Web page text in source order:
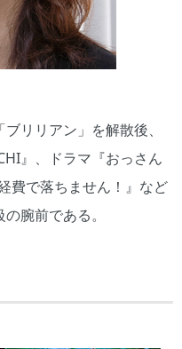
リリアン」を解散後、
』、ドラマ『おっさん
費で落ちません！』など
腕前である。